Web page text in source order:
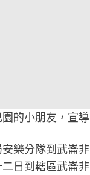
的小朋友，宣
安樂分隊到武
日到轄區武崙